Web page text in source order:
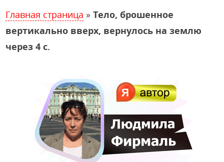
Главная страница »Тело, брошенное
вертикально вверх, вернулось на землю
через 4 с.